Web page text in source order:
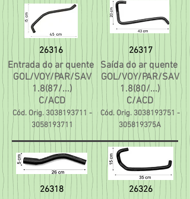
26316 26317
Entrada do ar quente
GOL/VOY/PAR/SAV
1.8(87/...)
C/ACD
Cód. Orig. 3038193711 -
3058193711
Saída do ar quente
GOL/VOY/PAR/SAV
1.8(80/...)
C/ACD
Cód. Orig. 3038193751 -
305819375A
26318
26326